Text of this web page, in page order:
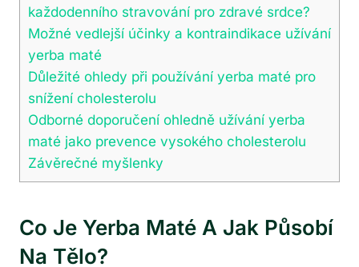
každodenního stravování pro zdravé srdce?
Možné vedlejší účinky a kontraindikace užívání
yerba maté
Důležité ohledy při používání yerba maté pro
snížení cholesterolu
Odborné doporučení ohledně užívání yerba
maté jako prevence vysokého cholesterolu
Závěrečné myšlenky
Co Je Yerba Maté A Jak Působí
Na Tělo?